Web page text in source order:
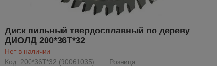
Диск пильный твердосплавный по дереву
ДИОЛД 200*36T*32
Нет в наличии
Код: 200*36T*32 (90061035)
Розница